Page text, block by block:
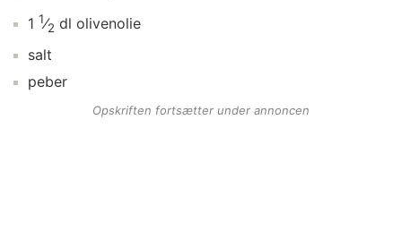
1 1⁄2 dl olivenolie
salt
peber
Opskriften fortsætter under annoncen